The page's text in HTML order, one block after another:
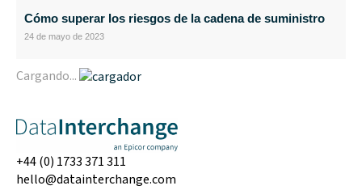
Cómo superar los riesgos de la cadena de suministro
24 de mayo de 2023
Cargando...
+44 (0) 1733 371 311
hello@datainterchange.com